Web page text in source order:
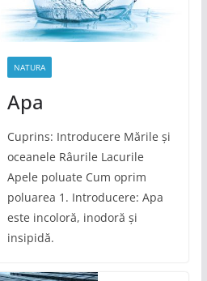
NATURA
Apa
Cuprins: Introducere Mările și
oceanele Râurile Lacurile
Apele poluate Cum oprim
poluarea 1. Introducere: Apa
este incoloră, inodoră și
insipidă.